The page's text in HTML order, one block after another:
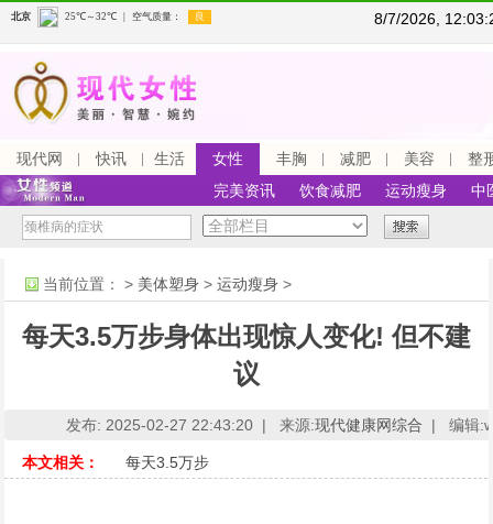
8/7/2026,
现代网 快讯 生活 女性 丰胸 减肥 美容
整
完美资讯
饮食减肥 运动瘦身 中
当前位置： > 美体塑身 >运动瘦身 >
每天3.5万步身体出现惊人变化! 但不建
议
发布: 2025-02-27 22:43:20 | 来源:现代健康网综合 | 编辑
本文相关： 每天3.5万步